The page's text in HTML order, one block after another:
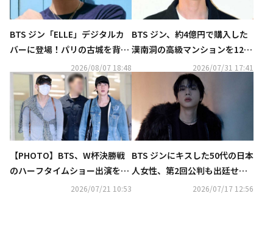
BTS ジン「ELLE」デジタルカ
バーに登場！パリの古城を背景
に優雅な魅力アピール（動画あ
2026/08/07 18:48
BTS ジン、約4億円で購入した
漢南洞の高級マンションを12億
円で売却…韓国メディアが報道
2026/07/31 17:41
【PHOTO】BTS、W杯決勝戦
のハーフタイムショー出演を終
えてアメリカから帰国（動画あ
2026/07/21 10:53
BTS ジンにキスした50代の日本
人女性、第2回公判も出廷せず
2026/07/17 12:56